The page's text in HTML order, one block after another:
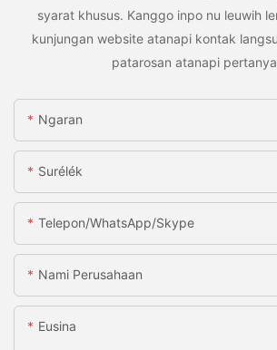
syarat khusus. Kanggo inpo nu leuwih
kunjungan website atanapi kontak
patarosan atanapi
Ngaran
Surélék
Telepon/WhatsApp/Skype
Nami Perusahaan
Eusina